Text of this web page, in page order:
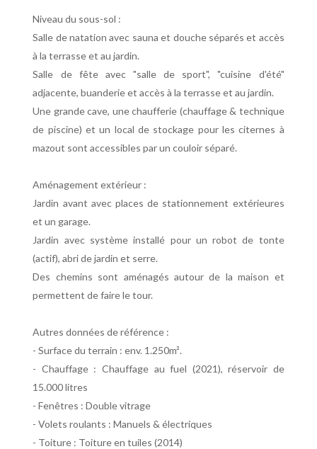
Niveau du sous-sol :
Salle de natation avec sauna et douche séparés et accès
à la terrasse et au jardin.
Salle de fête avec "salle de sport", "cuisine d'été"
adjacente, buanderie et accès à la terrasse et au jardin.
Une grande cave, une chaufferie (chauffage & technique
de piscine) et un local de stockage pour les citernes à
mazout sont accessibles par un couloir séparé.
Aménagement extérieur :
Jardin avant avec places de stationnement extérieures
et un garage.
Jardin avec système installé pour un robot de tonte
(actif), abri de jardin et serre.
Des chemins sont aménagés autour de la maison et
permettent de faire le tour.
Autres données de référence :
- Surface du terrain : env. 1.250m².
- Chauffage : Chauffage au fuel (2021), réservoir de
15.000 litres
- Fenêtres : Double vitrage
- Volets roulants : Manuels & électriques
- Toiture : Toiture en tuiles (2014)